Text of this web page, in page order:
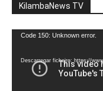
KilambaNews TV
Reprodutor
vídeo
Code 150: Unknown error.
Descarregar ficheiro: https://